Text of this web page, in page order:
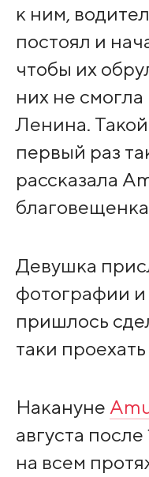
к ним,
постоял и
чтобы их
них не
Ленина.
первый раз
рассказала
Девушка
фотографии и
пришлось
таки
Накануне
августа
на всем